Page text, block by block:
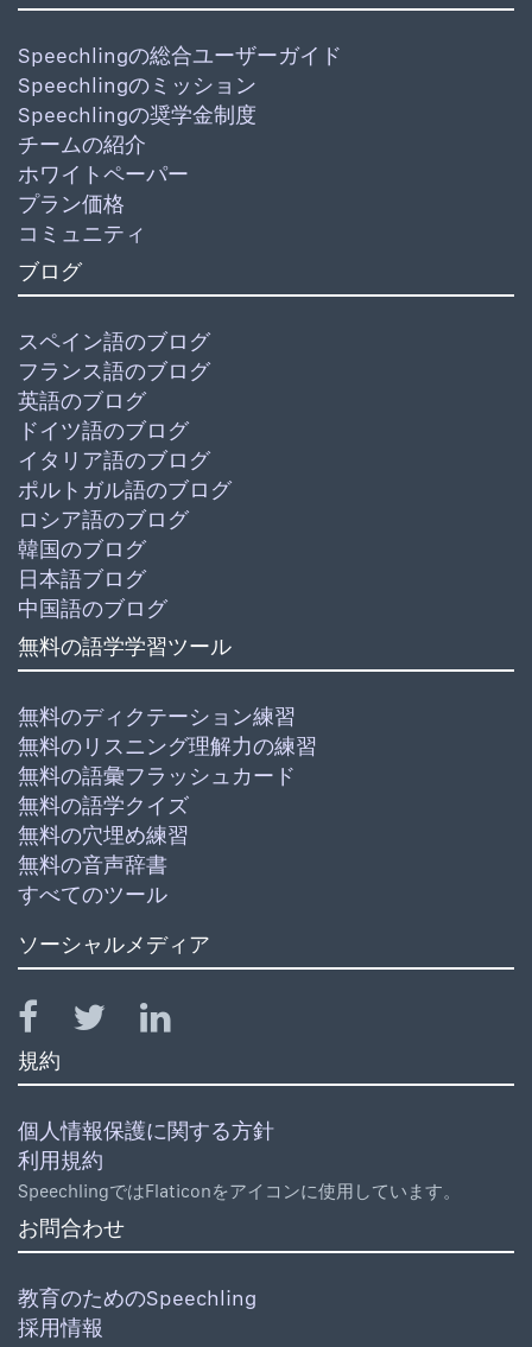
Speechlingの総合ユーザーガイド
Speechlingのミッション
Speechlingの奨学金制度
チームの紹介
ホワイトペーパー
プラン価格
コミュニティ
ブログ
スペイン語のブログ
フランス語のブログ
英語のブログ
ドイツ語のブログ
イタリア語のブログ
ポルトガル語のブログ
ロシア語のブログ
韓国のブログ
日本語ブログ
中国語のブログ
無料の語学学習ツール
無料のディクテーション練習
無料のリスニング理解力の練習
無料の語彙フラッシュカード
無料の語学クイズ
無料の穴埋め練習
無料の音声辞書
すべてのツール
ソーシャルメディア
規約
個人情報保護に関する方針
利用規約
SpeechlingではFlaticonをアイコンに使用しています。
お問合わせ
教育のためのSpeechling
採用情報